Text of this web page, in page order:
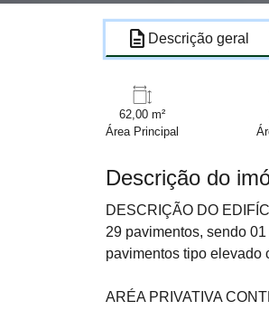
description Descrição geral
62,00 m²
Área Principal
Descrição do
DESCRIÇÃO DO
29 pavimentos, sendo
pavimentos tipo elevado
ARÉA PRIVATIVA